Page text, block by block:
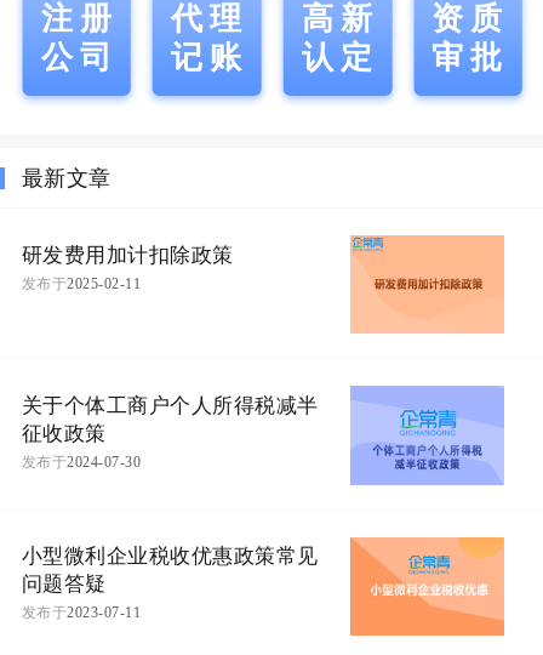
注册
公司
代理
记账
高新
认定
资质
审批
最新文章
研发费用加计扣除政策
发布于2025-02-11
关于个体工商户个人所得税减半
征收政策
发布于2024-07-30
小型微利企业税收优惠政策常见
问题答疑
发布于2023-07-11